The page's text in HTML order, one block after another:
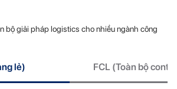
bộ giải pháp logistics cho nhiều ngành công
lẻ) FCL (Toàn bộ